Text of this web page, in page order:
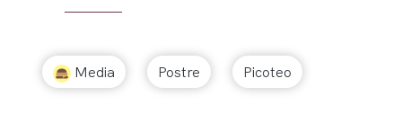
Media Postre Picoteo